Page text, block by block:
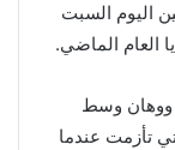
اليوم السبت
العام الماضي.
ووهان وسط
تأزمت عندما